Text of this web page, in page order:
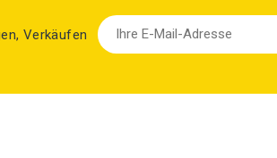
Verkäufen